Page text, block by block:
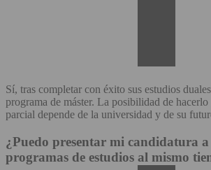
Sí, tras completar con éxito sus estudios
programa de máster. La posibilidad de
parcial depende de la universidad y de su
¿Puedo presentar mi candidatura
programas de estudios al mismo